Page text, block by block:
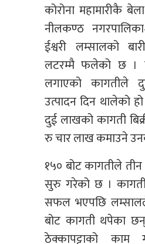
कोरोना महामारीकै
नीलकण्ठ
ईश्वरी लम्सालको
लटरम्मै फलेको छ ।
लगाएको कागतीले
उत्पादन दिन थालेको
दुई लाखको कागती
रु चार लाख कमाउने
१५० बोट कागतीले तीन
सुरु गरेको छ ।
सफल भएपछि
बोट कागती थपेका
ठेक्कापट्टाको